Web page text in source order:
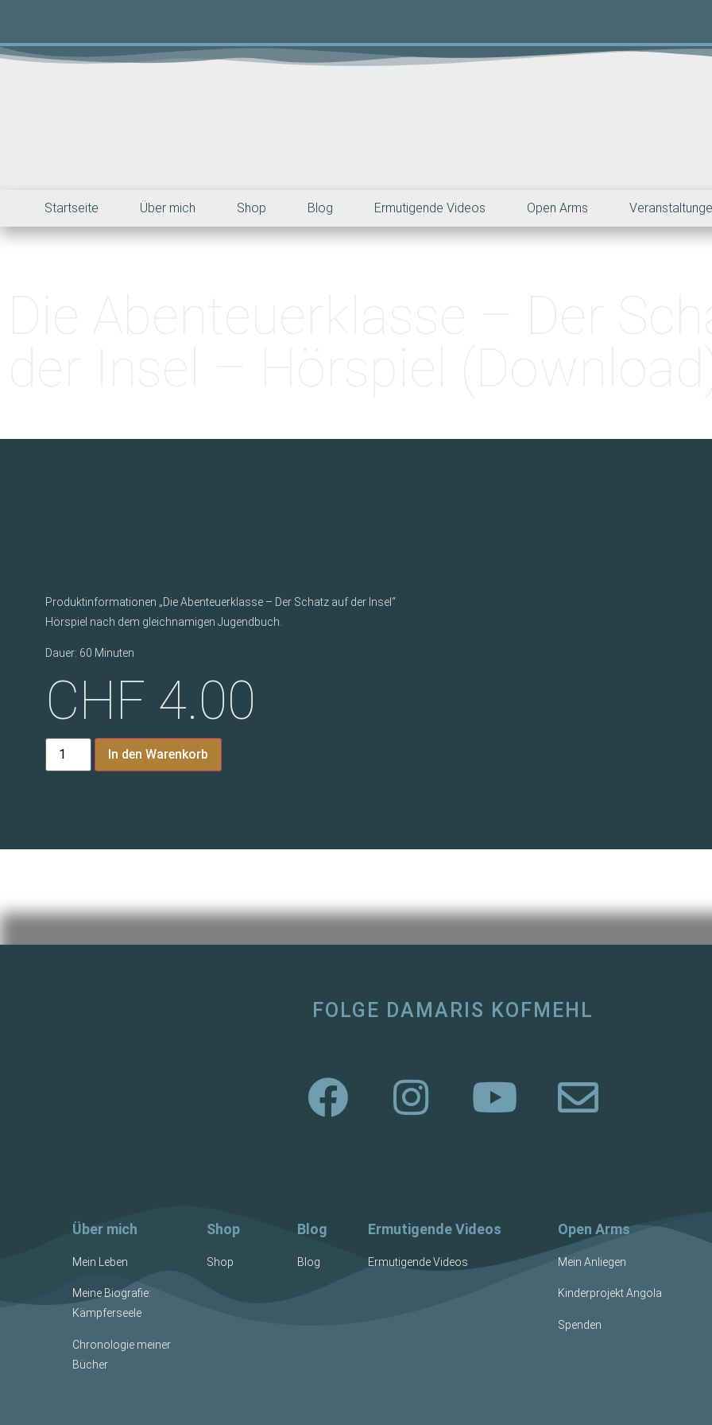
Startseite Über mich Shop Blog Ermutigende Videos Open Arms
Produktinformationen „Die Abenteuerklasse – Der Schatz auf der Insel“
Hörspiel nach dem gleichnamigen Jugendbuch.
Dauer: 60 Minuten
CHF 4.00
In den Warenkorb
FOLGE DAMARIS KOFMEHL
Über mich
Mein Leben
Meine Biografie:
Kämpferseele
Chronologie meiner
Bücher
Shop
Shop
Blog
Blog
Ermutigende Videos
Ermutigende Videos
Open Arms
Mein Anliegen
Kinderprojekt Angola
Spenden